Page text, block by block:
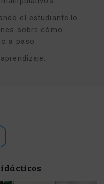
el estudiante lo
sobre cómo
a paso.